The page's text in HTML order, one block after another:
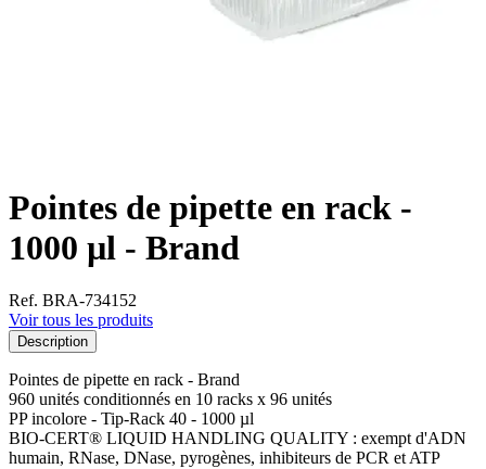
Pointes de pipette en rack -
1000 µl - Brand
Ref. BRA-734152
Voir tous les produits
Description
Pointes de pipette en rack - Brand
960 unités conditionnés en 10 racks x 96 unités
PP incolore - Tip-Rack 40 - 1000 µl
BIO-CERT® LIQUID HANDLING QUALITY : exempt d'ADN
humain, RNase, DNase, pyrogènes, inhibiteurs de PCR et ATP